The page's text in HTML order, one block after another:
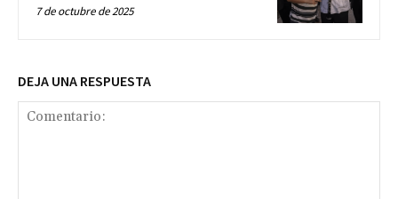
7 de octubre de 2025
DEJA UNA RESPUESTA